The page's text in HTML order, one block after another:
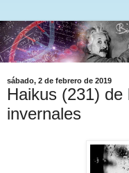
sábado, 2 de febrero de 2019
Haikus (231)
invernales